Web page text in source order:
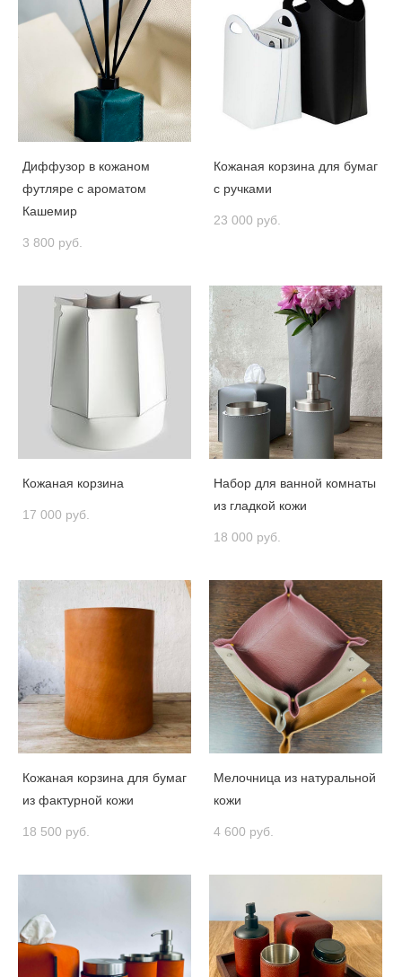
Диффузор в кожаном
футляре с ароматом
Кашемир
3 800 pуб.
Кожаная корзина для бумаг
с ручками
23 000 pуб.
Кожаная корзина
17 000 pуб.
Набор для ванной комнаты
из гладкой кожи
18 000 pуб.
Кожаная корзина для бумаг
из фактурной кожи
18 500 pуб.
Мелочница из натуральной
кожи
4 600 pуб.